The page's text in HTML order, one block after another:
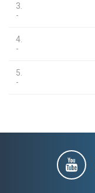
3.
-
4.
-
5.
-